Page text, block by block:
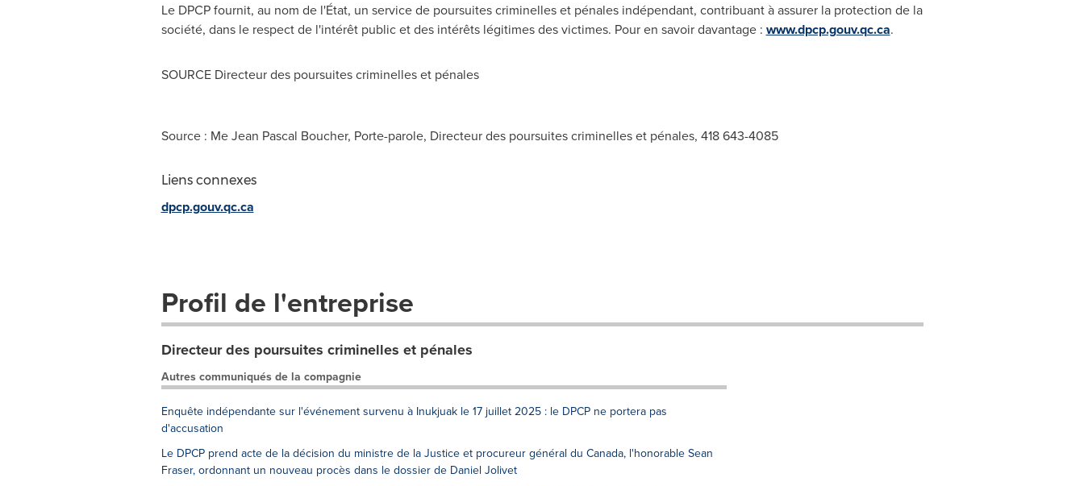
Le DPCP fournit, au nom de l'État, un service de poursuites criminelles et pénales indépendant, contribuant à assurer la protection de la
société, dans le respect de l'intérêt public et des intérêts légitimes des victimes. Pour en savoir davantage : www.dpcp.gouv.qc.ca.
SOURCE Directeur des poursuites criminelles et pénales
Source : Me Jean Pascal Boucher, Porte-parole, Directeur des poursuites criminelles et pénales, 418 643-4085
Liens connexes
dpcp.gouv.qc.ca
Profil de l'entreprise
Directeur des poursuites criminelles et pénales
Autres communiqués de la compagnie
Enquête indépendante sur l'événement survenu à Inukjuak le 17 juillet 2025 : le DPCP ne portera pas
d'accusation
Le DPCP prend acte de la décision du ministre de la Justice et procureur général du Canada, l'honorable Sean
Fraser, ordonnant un nouveau procès dans le dossier de Daniel Jolivet